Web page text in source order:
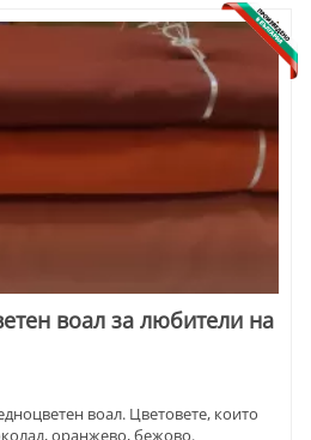
воал за любители на
воал. Цветовете, които
оранжево, бежово.